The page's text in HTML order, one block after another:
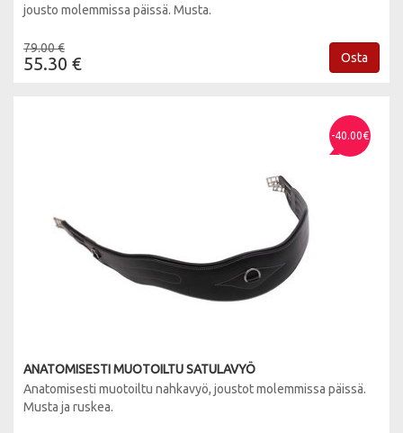
jousto molemmissa päissä. Musta.
79.00 €
55.30 € Osta
-40.00€
ANATOMISESTI MUOTOILTU SATULAVYÖ
Anatomisesti muotoiltu nahkavyö, joustot molemmissa päissä.
Musta ja ruskea.